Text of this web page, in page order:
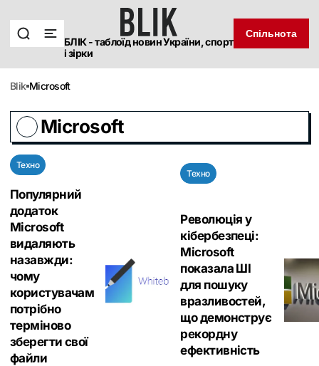
БЛІК - таблоїд новин України, спорт
і зірки
Спільнота
blik Microsoft
Microsoft
Техно
Популярний
додаток
Microsoft
видаляють
назавжди:
чому
користувачам
потрібно
терміново
зберегти свої
файли
Техно
Революція у
кібербезпеці:
Microsoft
показала ШІ
для пошуку
вразливостей,
що демонструє
рекордну
ефективність